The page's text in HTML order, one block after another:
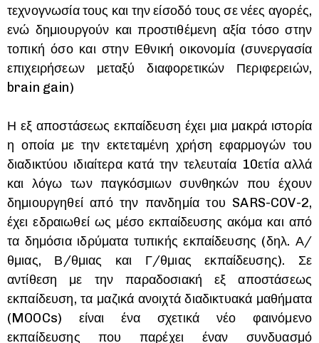
τεχνογνωσία τους και την είσοδό τους σε νέες αγορές,
ενώ δημιουργούν και προστιθέμενη αξία τόσο στην
τοπική όσο και στην Εθνική οικονομία (συνεργασία
επιχειρήσεων μεταξύ διαφορετικών Περιφερειών,
brain gain)
Η εξ αποστάσεως εκπαίδευση έχει μια μακρά ιστορία
η οποία με την εκτεταμένη χρήση εφαρμογών του
διαδικτύου ιδιαίτερα κατά την τελευταία 10ετία αλλά
και λόγω των παγκόσμιων συνθηκών που έχουν
δημιουργηθεί από την πανδημία του SARS-COV-2,
έχει εδραιωθεί ως μέσο εκπαίδευσης ακόμα και από
τα δημόσια ιδρύματα τυπικής εκπαίδευσης (δηλ. Α/
θμιας, Β/θμιας και Γ/θμιας εκπαίδευσης). Σε
αντίθεση με την παραδοσιακή εξ αποστάσεως
εκπαίδευση, τα μαζικά ανοιχτά διαδικτυακά μαθήματα
(MOOCs) είναι ένα σχετικά νέο φαινόμενο
εκπαίδευσης που παρέχει έναν συνδυασμό